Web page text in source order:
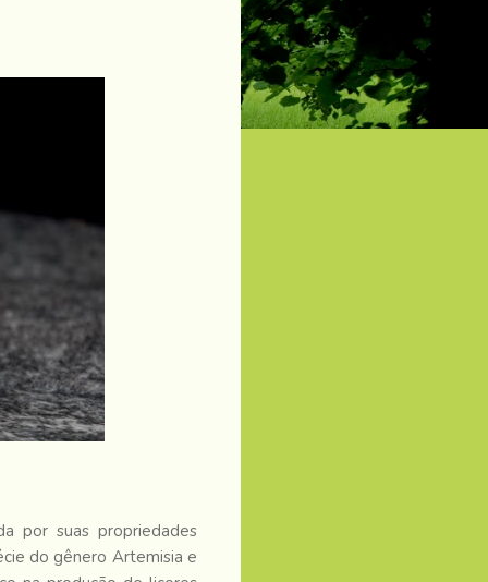
por suas propriedades
do gênero Artemisia e